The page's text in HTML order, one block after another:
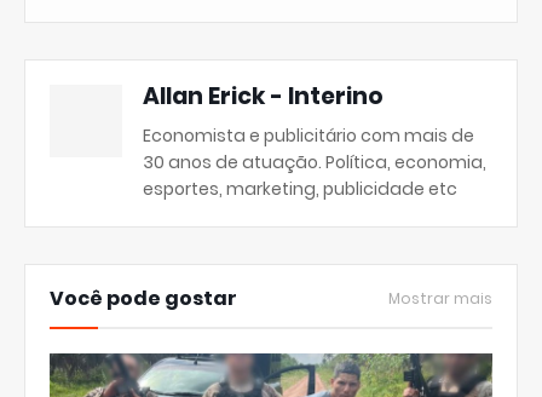
Allan Erick - Interino
Economista e publicitário com mais de
30 anos de atuação. Política, economia,
esportes, marketing, publicidade etc
Você pode gostar Mostrar mais